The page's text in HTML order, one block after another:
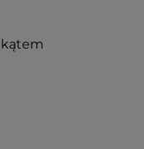
kątem